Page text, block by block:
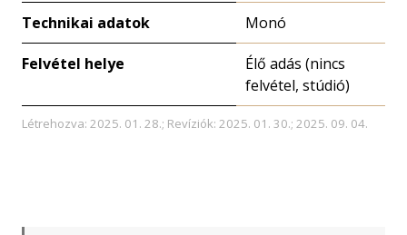
Technikai adatok Monó
Felvétel helye
Élő adás (nincs
felvétel, stúdió)
Létrehozva: 2025. 01. 28.; Revíziók: 2025. 01. 30.; 2025. 09. 04.